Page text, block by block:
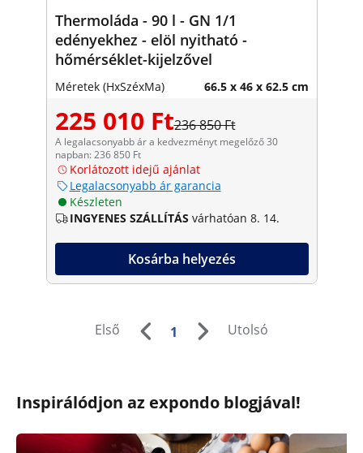
Thermoláda - 90 l - GN 1/1
edényekhez - elöl nyitható -
hőmérséklet-kijelzővel
Méretek (HxSzéxMa) 66.5 x 46 x 62.5 cm
225 010 Ft236 850 Ft
A legalacsonyabb ár a kedvezményt megelőző 30
napban: 236 850 Ft
Korlátozott idejű ajánlat
Legalacsonyabb ár garancia
Készleten
INGYENES SZÁLLÍTÁS várhatóan 8. 14.
Kosárba helyezés
Első 1 Utolsó
Inspirálódjon az expondo blogjával!